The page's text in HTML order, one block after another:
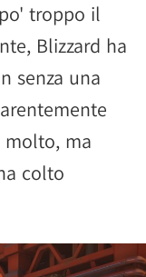
troppo il
Blizzard ha
senza una
molto, ma
colto